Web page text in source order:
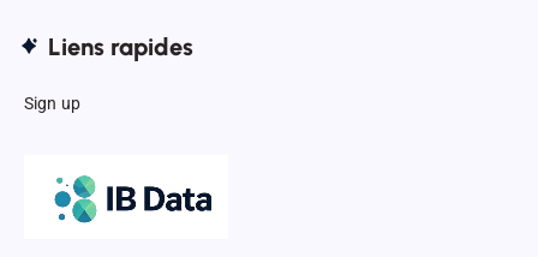
Liens rapides
Sign up